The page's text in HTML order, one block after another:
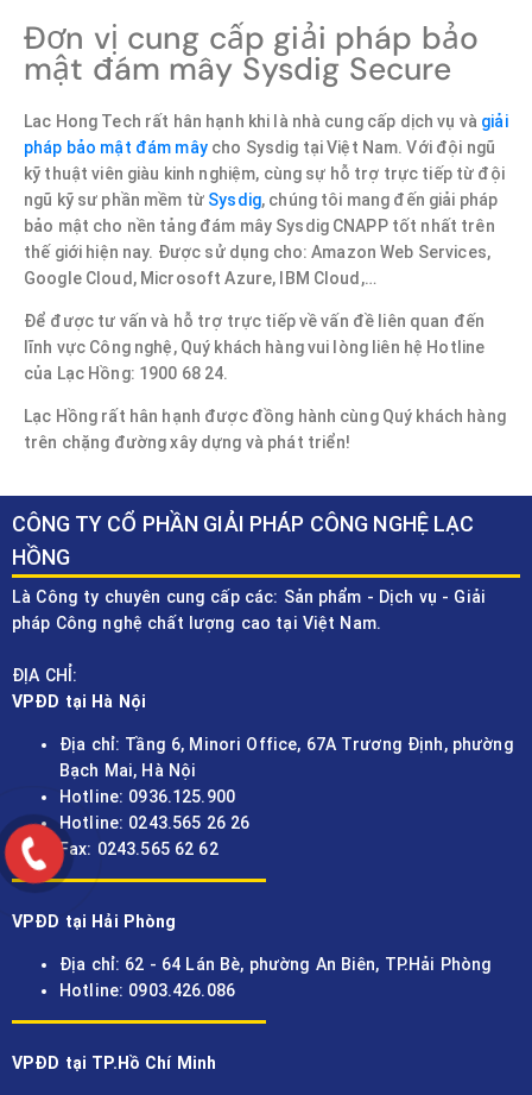
Đơn vị cung cấp giải pháp bảo
mật đám mây Sysdig Secure
Lac Hong Tech rất hân hạnh khi là nhà cung cấp dịch vụ và giải
pháp bảo mật đám mâycho Sysdig tại Việt Nam. Với đội ngũ
kỹ thuật viên giàu kinh nghiệm, cùng sự hỗ trợ trực tiếp từ đội
ngũ kỹ sư phần mềm từ Sysdig, chúng tôi mang đến giải pháp
bảo mật cho nền tảng đám mây Sysdig CNAPP tốt nhất trên
thế giới hiện nay. Được sử dụng cho: Amazon Web Services,
Google Cloud, Microsoft Azure, IBM Cloud,…
Để được tư vấn và hỗ trợ trực tiếp về vấn đề liên quan đến
lĩnh vực Công nghệ, Quý khách hàng vui lòng liên hệ Hotline
của Lạc Hồng: 1900 68 24.
Lạc Hồng rất hân hạnh được đồng hành cùng Quý khách hàng
trên chặng đường xây dựng và phát triển!
CÔNG TY CỔ PHẦN GIẢI PHÁP CÔNG NGHỆ LẠC
HỒNG
Là Công ty chuyên cung cấp các: Sản phẩm - Dịch vụ - Giải
pháp Công nghệ chất lượng cao tại Việt Nam.
ĐỊA CHỈ:
VPĐD tại Hà Nội
Địa chỉ: Tầng 6, Minori Office, 67A Trương Định, phường
Bạch Mai, Hà Nội
Hotline: 0936.125.900
Hotline: 0243.565 26 26
Fax: 0243.565 62 62
VPĐD tại Hải Phòng
Địa chỉ: 62 - 64 Lán Bè, phường An Biên, TP.Hải Phòng
Hotline: 0903.426.086
VPĐD tại TP.Hồ Chí Minh